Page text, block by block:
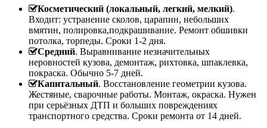
Косметический (локальный, легкий, мелкий).
Входит: устранение сколов, царапин, небольших
вмятин, полировка,подкрашивание. Ремонт обшивки
потолка, торпеды. Сроки 1-2 дня.
Средний. Выравнивание незначительных
неровностей кузова, демонтаж, рихтовка, шпаклевка,
покраска. Обычно 5-7 дней.
Капитальный. Восстановление геометрии кузова.
Жестяные, сварочные работы. Монтаж, окраска. Нужен
при серьёзных ДТП и больших повреждениях
транспортного средства. Сроки ремонта от 14 дней.